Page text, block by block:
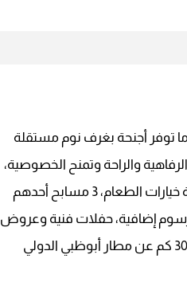
من فئة 5 نجوم التي من ضمن ما توفر أجنحة بغرف نوم مستقلة
تحقق الرفاهية والراحة وتمنح الخصوصية،
ولا ننسى الإطلالات الخلابة والعريضة على البحر، إضافة إلى 3 مطاعم متعددة خيارات الطعام، 3 مسابح أحدهم
إضافية، حفلات فنية وعروض
سعيدة، نادي أطفال، واي فاي بالمجان، صف سيارات بالمجان. يبعد الفندق 30.8 كم عن مطار أبوظبي الدولي